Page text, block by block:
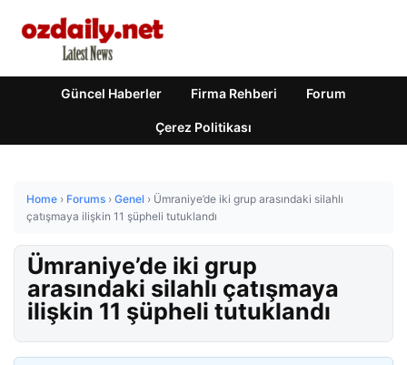
Güncel Haberler Firma Rehberi Forum
Çerez Politikası
Home › Forums › Genel › Ümraniye’de iki grup arasındaki silahlı
çatışmaya ilişkin 11 şüpheli tutuklandı
Ümraniye’de iki grup
arasındaki silahlı çatışmaya
ilişkin 11 şüpheli tutuklandı